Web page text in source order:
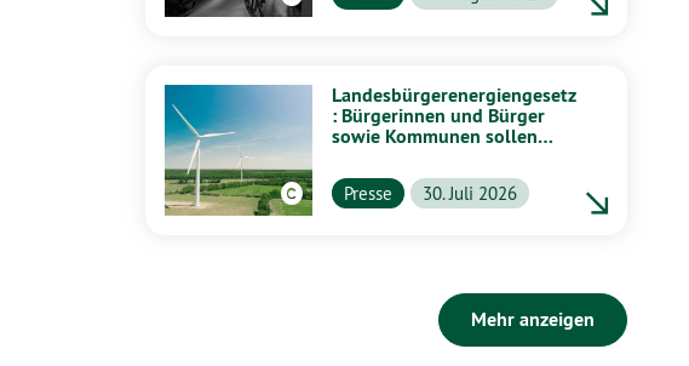
Landesbürgerenergiengesetz
: Bürgerinnen und Bürger
sowie Kommunen sollen
profitieren
Presse 30. Juli 2026
Mehr anzeigen